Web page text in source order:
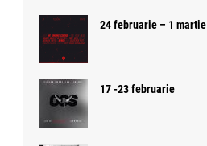
24 februarie – 1 martie
17 -23 februarie